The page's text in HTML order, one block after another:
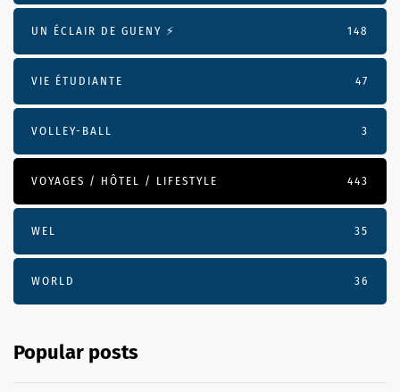
UN ÉCLAIR DE GUENY ⚡️ 148
VIE ÉTUDIANTE 47
VOLLEY-BALL 3
VOYAGES / HÔTEL / LIFESTYLE 443
WEL 35
WORLD 36
Popular posts